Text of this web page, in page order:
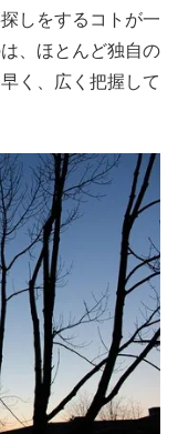
しをするコトが一
、ほとんど独自の
く、広く把握して